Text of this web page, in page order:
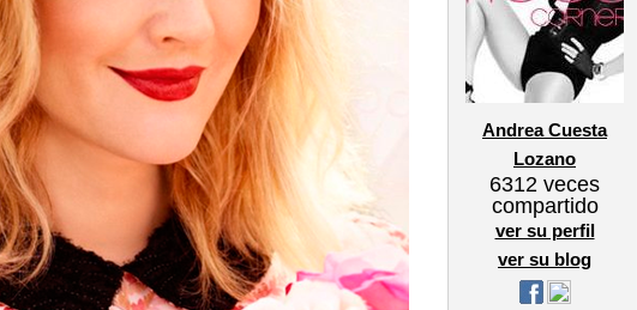
Andrea Cuesta
Lozano
6312 veces
compartido
ver su perfil
ver su blog